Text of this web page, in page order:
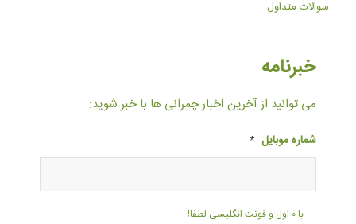
سوالات متداول
خبرنامه
می توانید از آخرین اخبار چمرانی ها با خبر شوید:
شماره موبایل *
با ۰ اول و فونت انگلیسی لطفا!